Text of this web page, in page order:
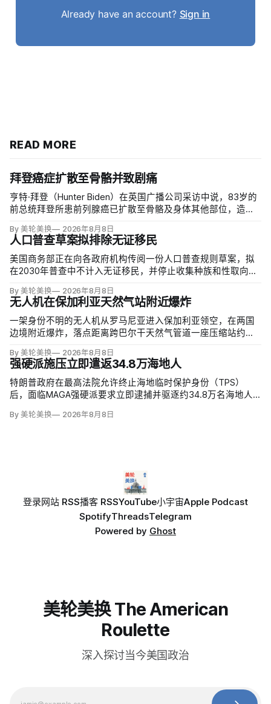
Already have an account? Sign in
READ MORE
拜登癌症扩散至骨骼并致剧痛
亨特·拜登（Hunter Biden）在英国广播公司采访中说，83岁的
前总统拜登所患前列腺癌已扩散至骨骼及身体其他部位，造成
泪，称家人看着这一过程「非常难过」，也希望父亲能更多表
达不适。
By 美轮美换 2026年8月8日
人口普查草案拟排除无证移民
美国商务部正在向各政府机构传阅一份人口普查规则草案，拟
在2030年普查中不计入无证移民，并停止收集种族和性取向数
于「真正居民」、政治共同体成员或在美通常居住者；落实政
策很可能需要恢复公民身份问题。
By 美轮美换 2026年8月8日
无人机在保加利亚天然气站附近爆炸
一架身份不明的无人机从罗马尼亚进入保加利亚领空，在两国
边境附近爆炸，落点距离跨巴尔干天然气管道一座压缩站约
夫说，罗马尼亚边防警察听到无人机噪音，保方巡逻队听到巨
响，但两国防空系统均未发现目标。
By 美轮美换 2026年8月8日
强硬派施压立即遣返34.8万海地人
特朗普政府在最高法院允许终止海地临时保护身份（TPS）
后，面临MAGA强硬派要求立即逮捕并驱逐约34.8万名海地人
至少50名海地人被叫到移民办公室并佩戴脚踝监控器，但突袭
By 美轮美换 2026年8月8日
登录网站 RSS播客 RSSYouTube小宇宙Apple Podcast
SpotifyThreadsTelegram
Powered by Ghost
美轮美换 The American
Roulette
深入探讨当今美国政治